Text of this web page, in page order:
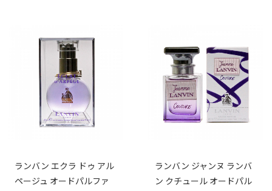
ランバン エクラ ドゥ アル
ページュ オードパルファ
ランバン ジャンヌ ランバ
ン クチュール オードパル